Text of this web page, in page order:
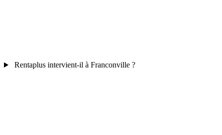
Rentaplus intervient-il à Franconville ?